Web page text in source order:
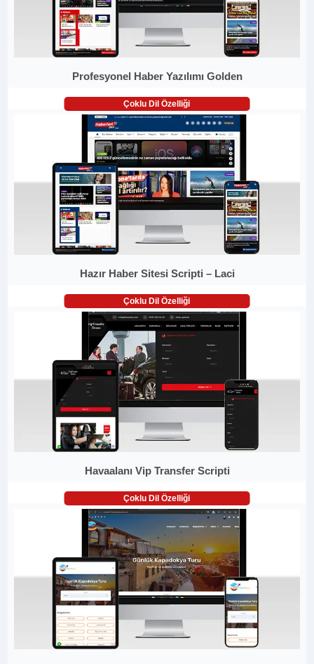
Profesyonel Haber Yazılımı Golden
Çoklu Dil Özelliği
Hazır Haber Sitesi Scripti – Laci
Çoklu Dil Özelliği
Havaalanı Vip Transfer Scripti
Çoklu Dil Özelliği